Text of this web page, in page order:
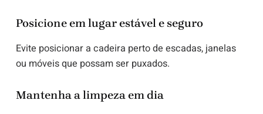
Posicione em lugar estável e seguro
Evite posicionar a cadeira perto de escadas, janelas
ou móveis que possam ser puxados.
Mantenha a limpeza em dia